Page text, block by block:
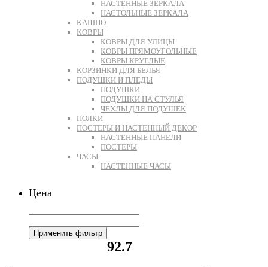
НАСТЕННЫЕ ЗЕРКАЛА
НАСТОЛЬНЫЕ ЗЕРКАЛА
КАШПО
КОВРЫ
КОВРЫ ДЛЯ УЛИЦЫ
КОВРЫ ПРЯМОУГОЛЬНЫЕ
КОВРЫ КРУГЛЫЕ
КОРЗИНКИ ДЛЯ БЕЛЬЯ
ПОДУШКИ И ПЛЕДЫ
ПОДУШКИ
ПОДУШКИ НА СТУЛЬЯ
ЧЕХЛЫ ДЛЯ ПОДУШЕК
ПОЛКИ
ПОСТЕРЫ И НАСТЕННЫЙ ДЕКОР
НАСТЕННЫЕ ПАНЕЛИ
ПОСТЕРЫ
ЧАСЫ
НАСТЕННЫЕ ЧАСЫ
Цена
Применить фильтр
92.7